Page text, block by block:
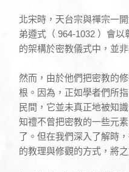
北宋時，天台宗與禪宗一
弟遵式（ 964-1032 ）會
的架構於密教儀式中，並
然而，由於他們把密教的
根。因為，正如學者們所
民間，它並未真正地被知
知禮不曾把密教的一些元
了。但在我們深入了解時
的教理與修觀的方式，將